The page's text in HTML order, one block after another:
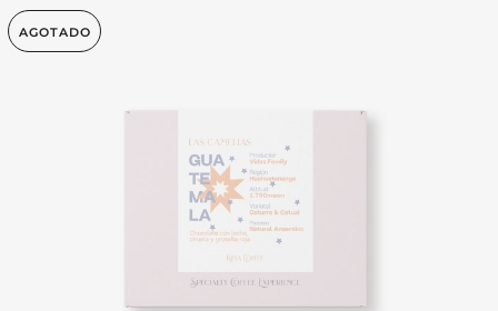
AGOTADO